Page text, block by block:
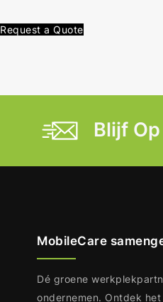
Request a Quote
Blijf
MobileCare
Dé groene
ondernemen. Ontdek